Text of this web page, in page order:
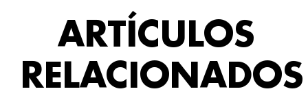
ARTÍCULOS
RELACIONADOS